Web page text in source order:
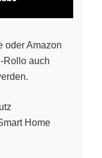
oder Amazon
Rollo auch
Home